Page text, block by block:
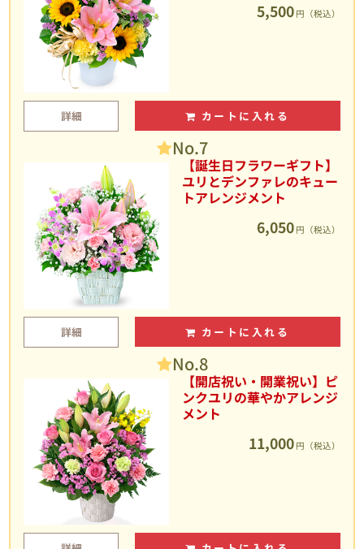
5,500 円（税込）
詳細 カートに入れる
No.7
【誕生日フラワーギフト】
ユリとデンファレのキュー
トアレンジメント
6,050 円（税込）
詳細 カートに入れる
No.8
【開店祝い・開業祝い】ピ
ンクユリの華やかアレンジ
メント
11,000 円（税込）